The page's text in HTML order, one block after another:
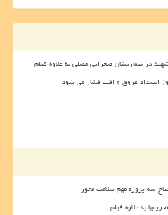
انسداد عروق و افت فشار می شود
سه پروژه مهم سلامت محور
به علاوه فیلم